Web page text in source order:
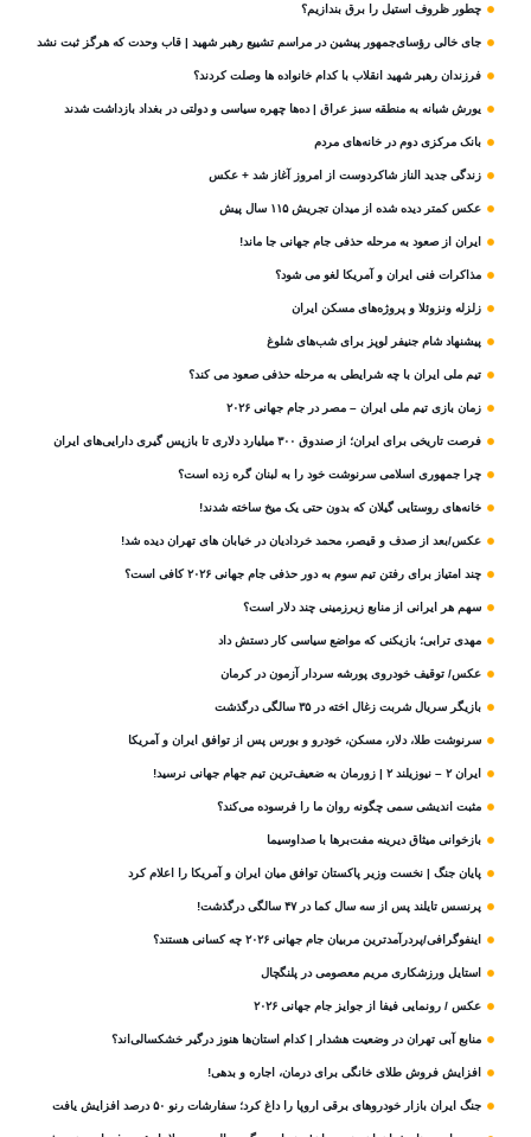
چطور ظروف استیل را برق بندازیم؟
جای خالی رؤسای‌جمهور پیشین در مراسم تشییع رهبر شهید | قاب وحدت که هرگز ثبت نشد
فرزندان رهبر شهید انقلاب با کدام خانواده ها وصلت کردند؟
یورش شبانه به منطقه سبز عراق | ده‌ها چهره سیاسی و دولتی در بغداد بازداشت شدند
بانک مرکزی دوم در خانه‌های مردم
زندگی جدید الناز شاکردوست از امروز آغاز شد + عکس
عکس کمتر دیده شده از میدان تجریش ۱۱۵ سال پیش
ایران از صعود به مرحله حذفی جام جهانی جا ماند!
مذاکرات فنی ایران و آمریکا لغو می شود؟
زلزله ونزوئلا و پروژه‌های مسکن ایران
پیشنهاد شام جنیفر لوپز برای شب‌های شلوغ
تیم ملی ایران با چه شرایطی به مرحله حذفی صعود می کند؟
زمان بازی تیم ملی ایران – مصر در جام جهانی ۲۰۲۶
فرصت تاریخی برای ایران؛ از صندوق ۳۰۰ میلیارد دلاری تا بازپس گیری دارایی‌های ایران
چرا جمهوری اسلامی سرنوشت خود را به لبنان گره زده است؟
خانه‌های روستایی گیلان که بدون حتی یک میخ ساخته شدند!
عکس/بعد از صدف و قیصر، محمد خردادیان در خیابان های تهران دیده شد!
چند امتیاز برای رفتن تیم سوم به دور حذفی جام جهانی ۲۰۲۶ کافی است؟
سهم هر ایرانی از منابع زیرزمینی چند دلار است؟
مهدی ترابی؛ بازیکنی که مواضع سیاسی‌ کار دستش داد
عکس/ توقیف خودروی پورشه سردار آزمون در کرمان
بازیگر سریال شربت زغال‌ اخته در ۳۵ سالگی درگذشت
سرنوشت طلا، دلار، مسکن، خودرو و بورس پس از توافق ایران و آمریکا
ایران ۲ – نیوزیلند ۲ | زورمان به ضعیف‌ترین تیم جهام جهانی نرسید!
مثبت‌ اندیشی سمی چگونه روان ما را فرسوده می‌کند؟
بازخوانی میثاق دیرینه مفت‌برها با صداوسیما
پایان جنگ | نخست وزیر پاکستان توافق میان ایران و آمریکا را اعلام کرد
پرنسس تایلند پس از سه سال کما در ۴۷ سالگی درگذشت!
اینفوگرافی/پردرآمدترین مربیان جام جهانی ۲۰۲۶ چه کسانی هستند؟
استایل ورزشکاری مریم معصومی در پلنگچال
عکس / رونمایی فیفا از جوایز جام جهانی ۲۰۲۶
منابع آبی تهران در وضعیت هشدار | کدام استان‌ها هنوز درگیر خشکسالی‌اند؟
افزایش فروش طلای خانگی برای درمان، اجاره و بدهی!
جنگ ایران بازار خودروهای برقی اروپا را داغ کرد؛ سفارشات رنو ۵۰ درصد افزایش یافت